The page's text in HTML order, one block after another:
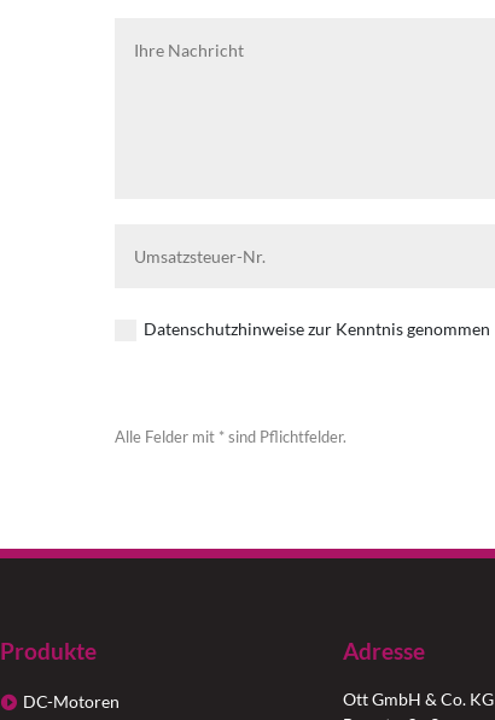
Datenschutzhinweise zur Kenntnis genommen
Alle Felder mit * sind Pflichtfelder.
Produkte
DC-Motoren
Adresse
Ott GmbH & Co. KG